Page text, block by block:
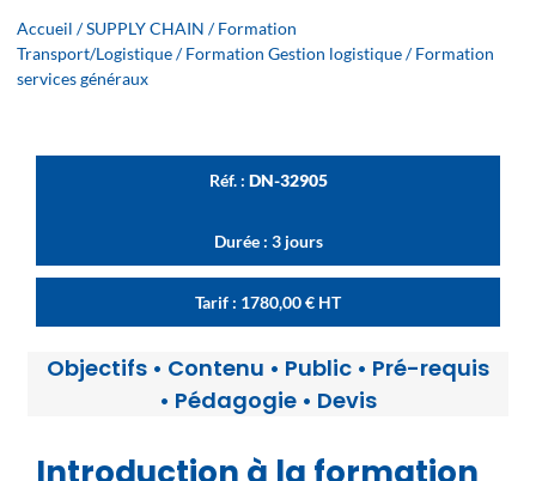
Accueil /SUPPLY CHAIN /Formation
Transport/Logistique/Formation Gestion logistique/ Formation
services généraux
Réf. : DN-32905
Durée : 3 jours
Tarif : 1780,00€ HT
Objectifs • Contenu • Public • Pré-requis
• Pédagogie • Devis